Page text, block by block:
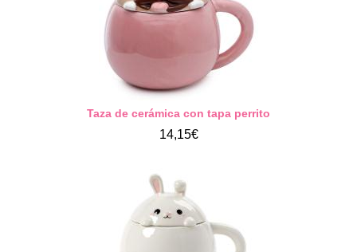
Taza de cerámica con tapa perrito
14,15€